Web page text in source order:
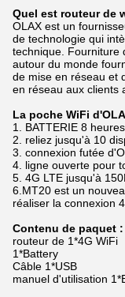
Quel est routeur de
OLAX est un
de technologie qui
technique. Fourniture
autour du monde
de mise en réseau et
en réseau aux clients
La poche WiFi
1. BATTERIE 8
2. reliez jusqu'à 10
3. connexion futée
4. ligne ouverte pour
5. 4G LTE jusqu'à
6.MT20 est un
réaliser la connexion
Contenu de paquet :
routeur de 1*4G WiFi
1*Battery
Câble 1*USB
manuel d'utilisation